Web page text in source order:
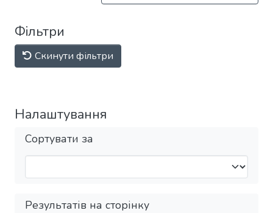
Фільтри
Скинути фільтри
Налаштування
Сортувати за
Результатів на сторінку